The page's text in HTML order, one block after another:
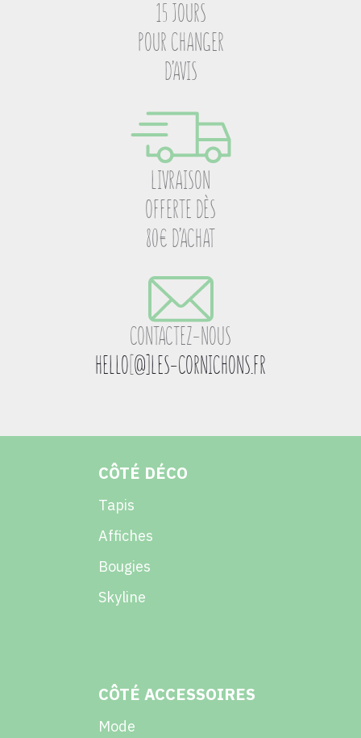
15 JOURS
POUR CHANGER
D’AVIS
LIVRAISON
OFFERTE DÈS
80€ D’ACHAT
CONTACTEZ-NOUS
HELLO[@]LES-CORNICHONS.FR
CÔTÉ DÉCO
Tapis
Affiches
Bougies
Skyline
CÔTÉ ACCESSOIRES
Mode